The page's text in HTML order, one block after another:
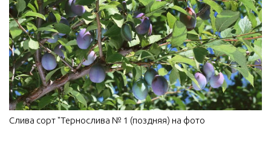
Слива сорт "Тернослива № 1 (поздняя) на фото